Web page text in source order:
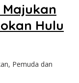
Hulu
Pemuda dan